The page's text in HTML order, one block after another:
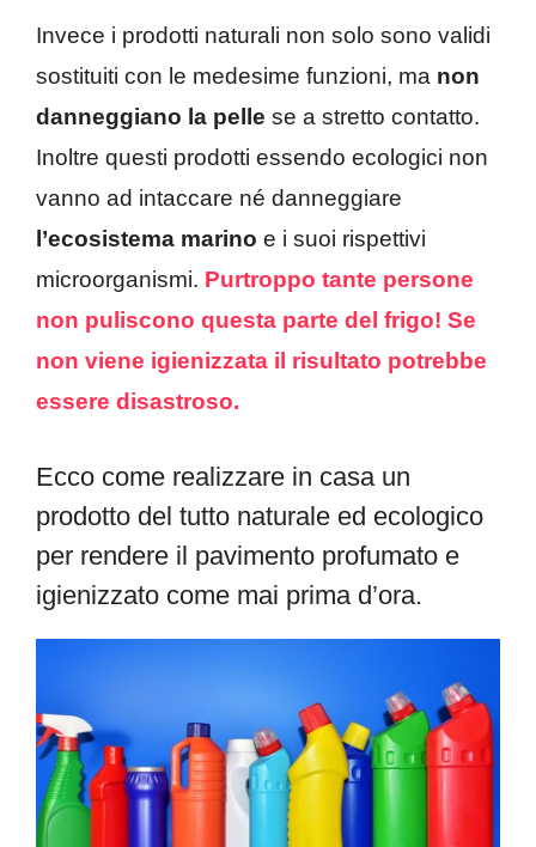
Invece i prodotti naturali non solo sono validi
sostituiti con le medesime funzioni, ma non
danneggiano la pelle se a stretto contatto.
Inoltre questi prodotti essendo ecologici non
vanno ad intaccare né danneggiare
l’ecosistema marino e i suoi rispettivi
microorganismi. Purtroppo tante persone
non puliscono questa parte del frigo! Se
non viene igienizzata il risultato potrebbe
essere disastroso.
Ecco come realizzare in casa un
prodotto del tutto naturale ed ecologico
per rendere il pavimento profumato e
igienizzato come mai prima d’ora.